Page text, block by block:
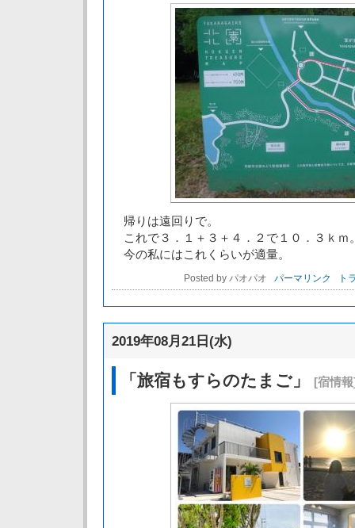
帰りは遠回りで。
これで３．１＋３＋４．２で１０．３ｋｍ
今の私にはこれくらいが適量。
Posted by パオパオ パーマリンク ト
2019年08月21日(水)
「旅宿もすらのたまご」 [宿情